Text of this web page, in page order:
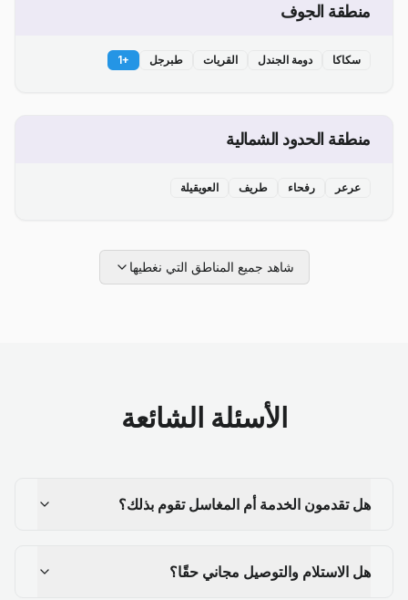
منطقة الجوف
سكاكا دومة الجندل القريات طبرجل +
1
منطقة الحدود الشمالية
عرعر رفحاء طريف العويقيلة
شاهد جميع المناطق التي نغطيها
الأسئلة الشائعة
هل تقدمون الخدمة أم المغاسل تقوم بذلك؟
هل الاستلام والتوصيل مجاني حقًا؟